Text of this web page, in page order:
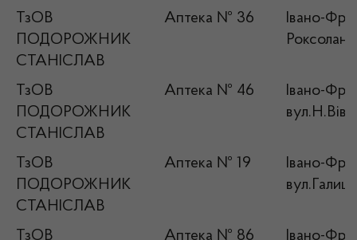
ТзОВ
ПОДОРОЖНИК
СТАНІСЛАВ
Аптека № 36
Івано-
ТзОВ
ПОДОРОЖНИК
СТАНІСЛАВ
Аптека № 46
Івано-
ТзОВ
ПОДОРОЖНИК
СТАНІСЛАВ
Аптека № 19
Івано-
ТзОВ
Аптека № 86
Івано-